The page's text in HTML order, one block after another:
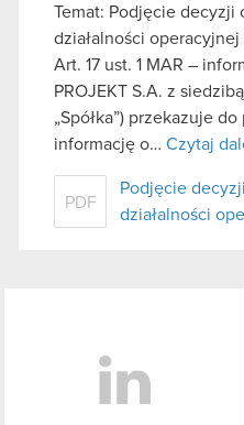
Temat: Podjęcie decyzji
działalności operacyjnej
Art. 17 ust. 1 MAR –
PROJEKT S.A. z
„Spółka”) przekazuje
informację o… Czytaj
PDF
Podjęcie
działalności